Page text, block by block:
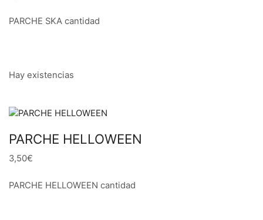
PARCHE SKA cantidad
Hay existencias
PARCHE HELLOWEEN
3,50€
PARCHE HELLOWEEN cantidad